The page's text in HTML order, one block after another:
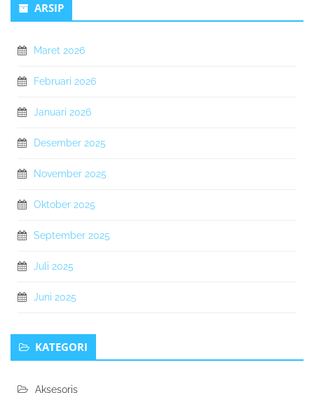
ARSIP
Maret 2026
Februari 2026
Januari 2026
Desember 2025
November 2025
Oktober 2025
September 2025
Juli 2025
Juni 2025
KATEGORI
Aksesoris